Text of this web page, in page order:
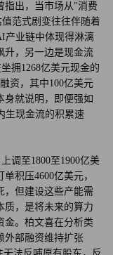
指出，当市场从"消费
范式剧变往往伴随着
产业链中体现得淋漓
升，另一边是现金流
拥1268亿美元现金的
资，其中100亿美元
就说明，即便强如
生现金流的积累速
调至1800至1900亿美
积压4600亿美元，
，但建设这些产能需
质，是将未来的算力
金。柏文喜在分析类
外部融资维持扩张